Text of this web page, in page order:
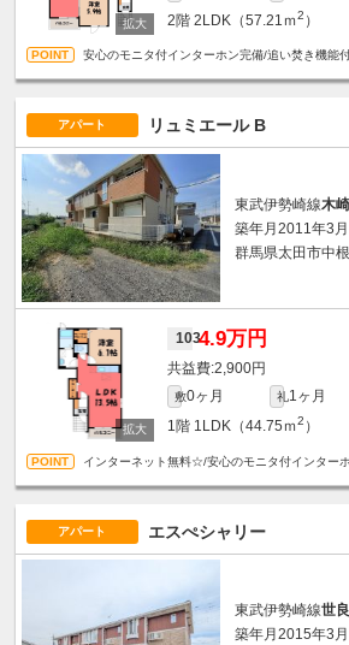
2階 2LDK（57.21ｍ2 ）
安心のモニタ付インターホン完備/追い焚き機能
アパート リュミエール B
東武伊勢崎線木
築年月2011年3
群馬県太田市中
1034.9万円
2,900円
敷0ヶ月 礼1ヶ月
1階 1LDK（44.75ｍ2 ）
インターネット無料☆/安心のモニタ付インター
アパート エスぺシャリー
東武伊勢崎線世
築年月2015年3